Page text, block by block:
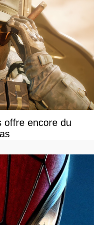
offre encore du